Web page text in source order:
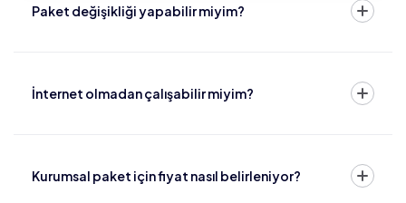
Paket değişikliği yapabilir miyim?
İnternet olmadan çalışabilir miyim?
Kurumsal paket için fiyat nasıl belirleniyor?